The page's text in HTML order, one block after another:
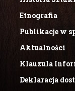
Etnografia
Publikacje w
Aktualności
Klauzula
Deklaracja